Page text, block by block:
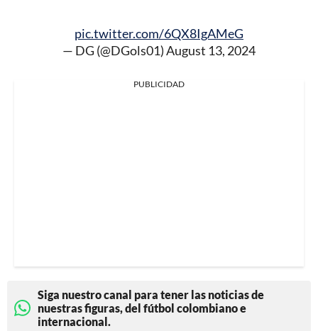
pic.twitter.com/6QX8IgAMeG
— DG (@DGols01)August 13, 2024
PUBLICIDAD
Siga nuestro canal para tener las noticias de
nuestras figuras, del fútbol colombiano e
internacional.